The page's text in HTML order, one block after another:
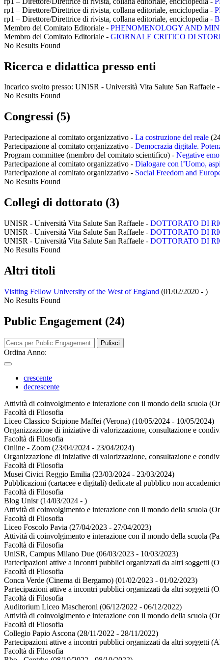
rp1 – Direttore/Direttrice di rivista, collana editoriale, enciclopedia -
rp1 – Direttore/Direttrice di rivista, collana editoriale, enciclopedia -
Membro del Comitato Editoriale - PHENOMENOLOGY AND
Membro del Comitato Editoriale - GIORNALE CRITICO DI
No Results Found
Ricerca e didattica presso enti
Incarico svolto presso: UNISR - Università Vita Salute San Raffaele
No Results Found
Congressi (5)
Partecipazione al comitato organizzativo - La costruzione del reale
Partecipazione al comitato organizzativo - Democrazia digitale.
Program committee (membro del comitato scientifico) - Negative
Partecipazione al comitato organizzativo - Dialogare con l’Uomo,
Partecipazione al comitato organizzativo - Social Freedom and
No Results Found
Collegi di dottorato (3)
UNISR - Università Vita Salute San Raffaele - DOTTORATO DI
UNISR - Università Vita Salute San Raffaele - DOTTORATO DI
UNISR - Università Vita Salute San Raffaele - DOTTORATO DI
No Results Found
Altri titoli
Visiting Fellow University of the West of England (01/02/2020 - )
No Results Found
Public Engagement (24)
Pulisci
Ordina Anno:
crescente
decrescente
Attività di coinvolgimento e interazione con il mondo della scuola
Facoltà di Filosofia
Liceo Classico Scipione Maffei (Verona) (10/05/2024 - 10/05/2024)
Organizzazione di iniziative di valorizzazione, consultazione e
Facoltà di Filosofia
Online - Zoom (23/04/2024 - 23/04/2024)
Organizzazione di iniziative di valorizzazione, consultazione e
Facoltà di Filosofia
Musei Civici Reggio Emilia (23/03/2024 - 23/03/2024)
Pubblicazioni (cartacee e digitali) dedicate al pubblico non
Facoltà di Filosofia
Blog Unisr (14/03/2024 - )
Attività di coinvolgimento e interazione con il mondo della scuola
Facoltà di Filosofia
Liceo Foscolo Pavia (27/04/2023 - 27/04/2023)
Attività di coinvolgimento e interazione con il mondo della scuola
Facoltà di Filosofia
UniSR, Campus Milano Due (06/03/2023 - 10/03/2023)
Partecipazioni attive a incontri pubblici organizzati da altri soggetti
Facoltà di Filosofia
Conca Verde (Cinema di Bergamo) (01/02/2023 - 01/02/2023)
Partecipazioni attive a incontri pubblici organizzati da altri soggetti
Facoltà di Filosofia
Auditorium Liceo Mascheroni (06/12/2022 - 06/12/2022)
Attività di coinvolgimento e interazione con il mondo della scuola
Facoltà di Filosofia
Collegio Papio Ascona (28/11/2022 - 28/11/2022)
Partecipazioni attive a incontri pubblici organizzati da altri soggetti
Facoltà di Filosofia